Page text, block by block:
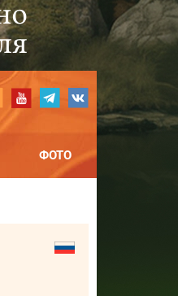
ФОТО